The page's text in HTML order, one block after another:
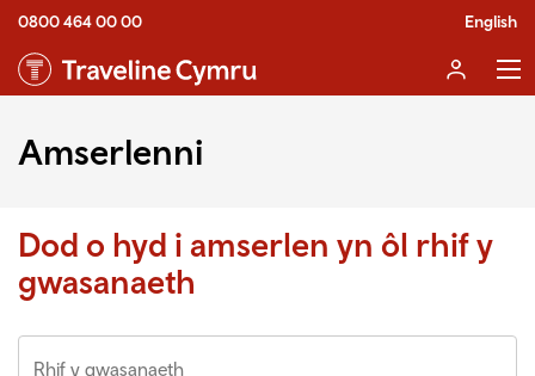
0800 464 00 00 English
Amserlenni
Dod o hyd i amserlen yn ôl rhif y
gwasanaeth